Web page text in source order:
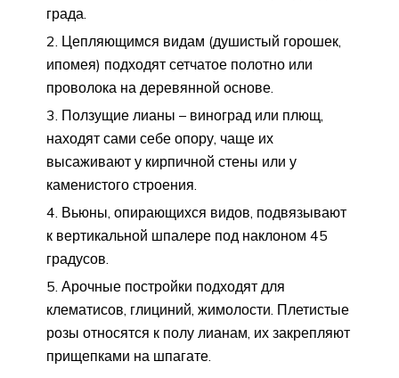
града.
Цепляющимся видам (душистый горошек,
ипомея) подходят сетчатое полотно или
проволока на деревянной основе.
Ползущие лианы – виноград или плющ,
находят сами себе опору, чаще их
высаживают у кирпичной стены или у
каменистого строения.
Вьюны, опирающихся видов, подвязывают
к вертикальной шпалере под наклоном 45
градусов.
Арочные постройки подходят для
клематисов, глициний, жимолости. Плетистые
розы относятся к полу лианам, их закрепляют
прищепками на шпагате.